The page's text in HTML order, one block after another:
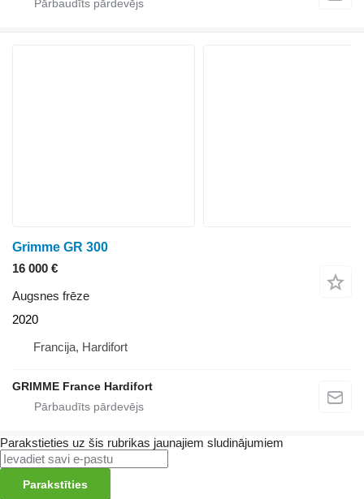
Grimme GR 300
16 000 €
Augsnes frēze
2020
Francija, Hardifort
GRIMME France Hardifort
Parakstieties uz šis rubrikas jaunajiem sludinājumiem
Parakstīties